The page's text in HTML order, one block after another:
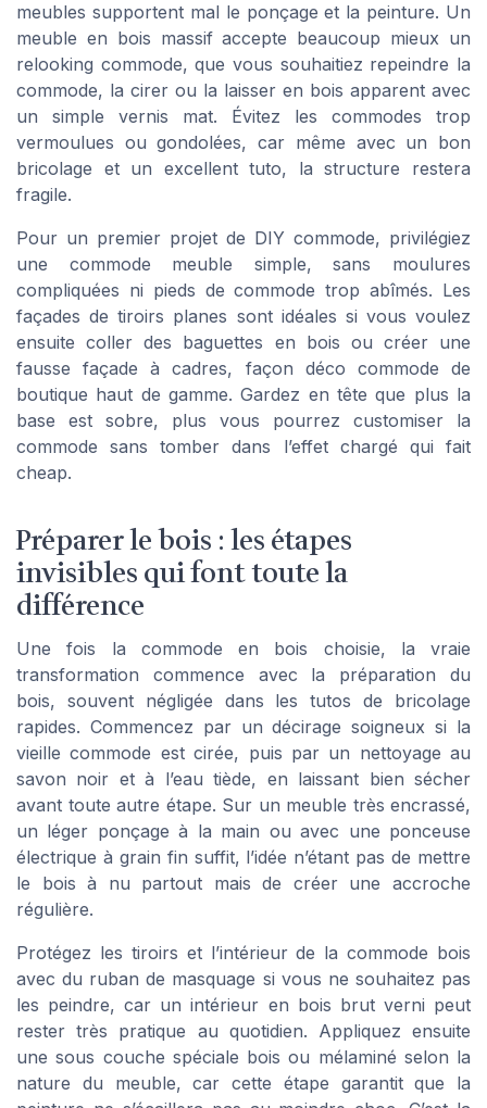
meubles supportent mal le ponçage et la peinture. Un
meuble en bois massif accepte beaucoup mieux un
relooking commode, que vous souhaitiez repeindre la
commode, la cirer ou la laisser en bois apparent avec
un simple vernis mat. Évitez les commodes trop
vermoulues ou gondolées, car même avec un bon
bricolage et un excellent tuto, la structure restera
fragile.
Pour un premier projet de DIY commode, privilégiez
une commode meuble simple, sans moulures
compliquées ni pieds de commode trop abîmés. Les
façades de tiroirs planes sont idéales si vous voulez
ensuite coller des baguettes en bois ou créer une
fausse façade à cadres, façon déco commode de
boutique haut de gamme. Gardez en tête que plus la
base est sobre, plus vous pourrez customiser la
commode sans tomber dans l’effet chargé qui fait
cheap.
Préparer le bois : les étapes
invisibles qui font toute la
différence
Une fois la commode en bois choisie, la vraie
transformation commence avec la préparation du
bois, souvent négligée dans les tutos de bricolage
rapides. Commencez par un décirage soigneux si la
vieille commode est cirée, puis par un nettoyage au
savon noir et à l’eau tiède, en laissant bien sécher
avant toute autre étape. Sur un meuble très encrassé,
un léger ponçage à la main ou avec une ponceuse
électrique à grain fin suffit, l’idée n’étant pas de mettre
le bois à nu partout mais de créer une accroche
régulière.
Protégez les tiroirs et l’intérieur de la commode bois
avec du ruban de masquage si vous ne souhaitez pas
les peindre, car un intérieur en bois brut verni peut
rester très pratique au quotidien. Appliquez ensuite
une sous couche spéciale bois ou mélaminé selon la
nature du meuble, car cette étape garantit que la